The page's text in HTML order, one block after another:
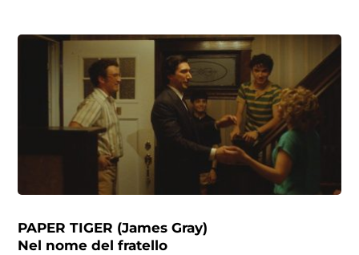
PAPER TIGER (James Gray)
Nel nome del fratello